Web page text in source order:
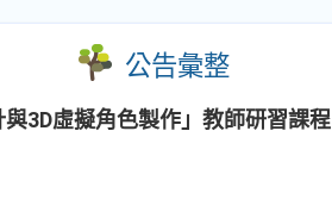
公告彙整
3D虛擬角色製作」教師研習課程